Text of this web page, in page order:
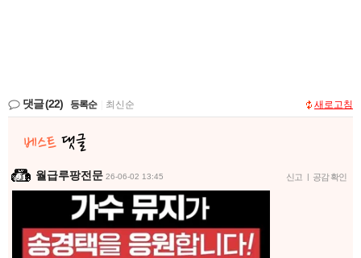
댓글(22) 등록순 최신순 새로고침
월급루팡전문 26-06-02 13:45 신고 | 공감 확인